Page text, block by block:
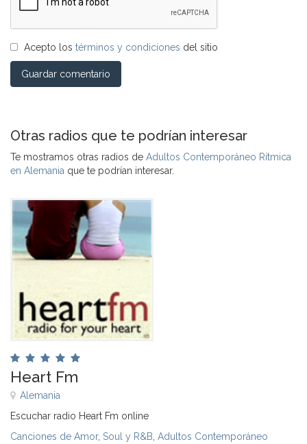
Acepto los términos y condiciones del sitio
Guardar comentario
Otras radios que te podrían interesar
Te mostramos otras radios de Adultos Contemporáneo Rítmica
en Alemania que te podrían interesar.
Heart Fm
Alemania
Escuchar radio Heart Fm online
Canciones de Amor, Soul y R&B Adultos Contemporáneo